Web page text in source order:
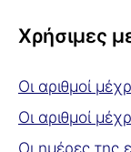
Χρήσιμες
Οι αριθμοί
Οι αριθμοί
Οι ημέρες της